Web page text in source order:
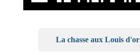
La chasse aux Louis d'or